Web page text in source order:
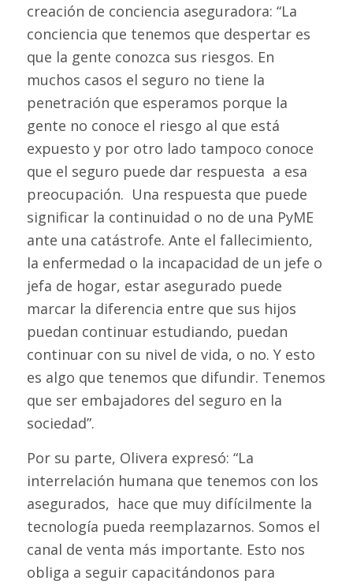
creación de conciencia aseguradora: “La
conciencia que tenemos que despertar es
que la gente conozca sus riesgos. En
muchos casos el seguro no tiene la
penetración que esperamos porque la
gente no conoce el riesgo al que está
expuesto y por otro lado tampoco conoce
que el seguro puede dar respuesta a esa
preocupación. Una respuesta que puede
significar la continuidad o no de una PyME
ante una catástrofe. Ante el fallecimiento,
la enfermedad o la incapacidad de un jefe o
jefa de hogar, estar asegurado puede
marcar la diferencia entre que sus hijos
puedan continuar estudiando, puedan
continuar con su nivel de vida, o no. Y esto
es algo que tenemos que difundir. Tenemos
que ser embajadores del seguro en la
sociedad”.
Por su parte, Olivera expresó: “La
interrelación humana que tenemos con los
asegurados, hace que muy difícilmente la
tecnología pueda reemplazarnos. Somos el
canal de venta más importante. Esto nos
obliga a seguir capacitándonos para